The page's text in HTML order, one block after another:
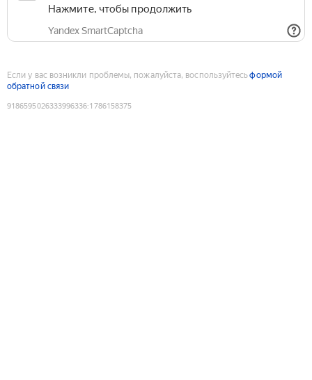
Нажмите, чтобы продолжить
Yandex SmartCaptcha
Если у вас возникли проблемы, пожалуйста, воспользуйтесьформой
обратной связи
9186595026333996336:1786158375